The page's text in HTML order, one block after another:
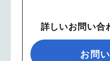
詳しいお問い合
お問